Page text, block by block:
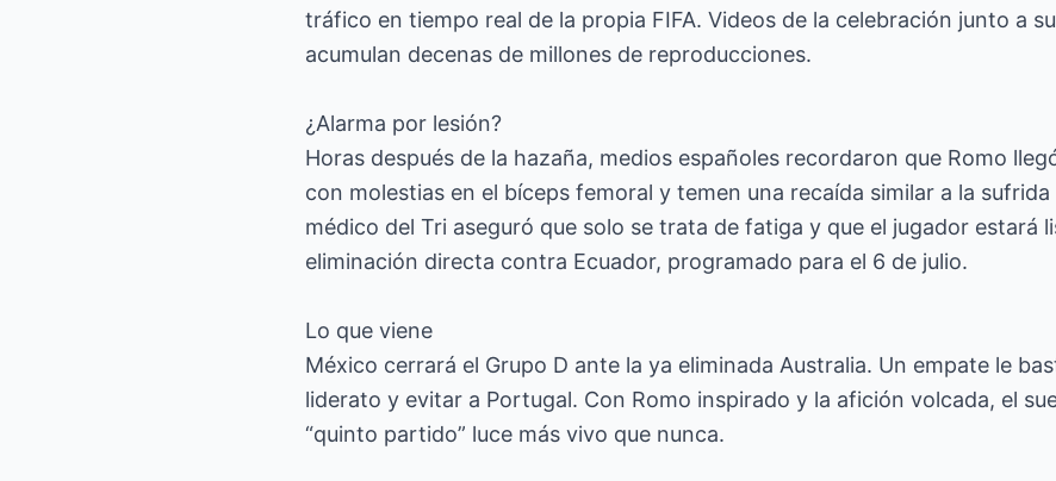
tráfico en tiempo real de la propia FIFA. Videos de la celebración junto a
acumulan decenas de millones de reproducciones.
¿Alarma por lesión?
Horas después de la hazaña, medios españoles recordaron que Romo
con molestias en el bíceps femoral y temen una recaída similar a la
médico del Tri aseguró que solo se trata de fatiga y que el jugador estará
eliminación directa contra Ecuador, programado para el 6 de julio.
Lo que viene
México cerrará el Grupo D ante la ya eliminada Australia. Un empate le
liderato y evitar a Portugal. Con Romo inspirado y la afición volcada, el
“quinto partido” luce más vivo que nunca.